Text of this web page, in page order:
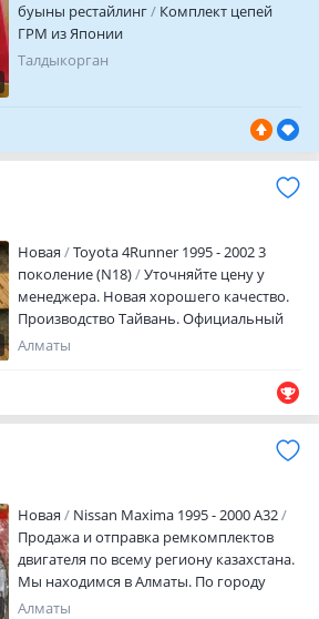
буыны рестайлинг
Комплект цепей
ГРМ из Японии
Талдыкорган
Новая
Toyota 4Runner 1995 - 2002 3
поколение (N18)
Уточняйте цену у
менеджера. Новая хорошего качество.
Производство Тайвань. Официальный
гарантия 1 месяц. Продажа и отправка
Алматы. По городу доставка Бесплатно.
Алматы
Новая
Nissan Maxima 1995 - 2000 A32
Продажа и отправка ремкомплектов
двигателя по всему региону казахстана.
Мы находимся в Алматы. По городу
доставка Бесплатно.
Алматы